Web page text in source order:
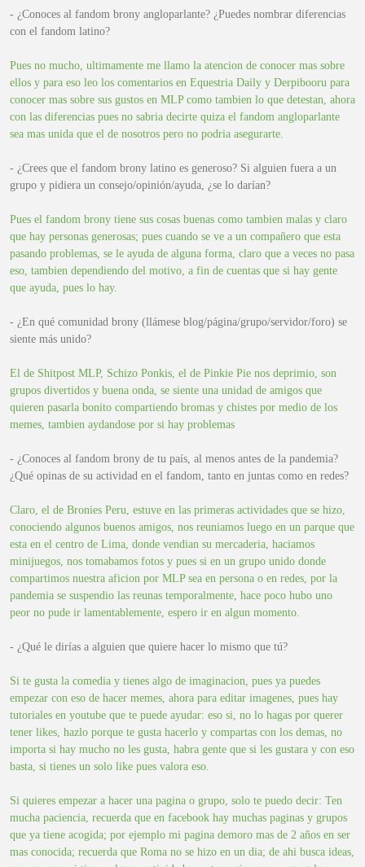
- ¿Conoces al fandom brony angloparlante? ¿Puedes nombrar diferencias
con el fandom latino?
Pues no mucho, ultimamente me llamo la atencion de conocer mas sobre
ellos y para eso leo los comentarios en Equestria Daily y Derpibooru para
conocer mas sobre sus gustos en MLP como tambien lo que detestan, ahora
con las diferencias pues no sabria decirte quiza el fandom angloparlante
sea mas unida que el de nosotros pero no podria asegurarte.
- ¿Crees que el fandom brony latino es generoso? Si alguien fuera a un
grupo y pidiera un consejo/opinión/ayuda, ¿se lo darían?
Pues el fandom brony tiene sus cosas buenas como tambien malas y claro
que hay personas generosas; pues cuando se ve a un compañero que esta
pasando problemas, se le ayuda de alguna forma, claro que a veces no pasa
eso, tambien dependiendo del motivo, a fin de cuentas que si hay gente
que ayuda, pues lo hay.
- ¿En qué comunidad brony (llámese blog/página/grupo/servidor/foro) se
siente más unido?
El de Shitpost MLP, Schizo Ponkis, el de Pinkie Pie nos deprimio, son
grupos divertidos y buena onda, se siente una unidad de amigos que
quieren pasarla bonito compartiendo bromas y chistes por medio de los
memes, tambien aydandose por si hay problemas
- ¿Conoces al fandom brony de tu país, al menos antes de la pandemia?
¿Qué opinas de su actividad en el fandom, tanto en juntas como en redes?
Claro, el de Bronies Peru, estuve en las primeras actividades que se hizo,
conociendo algunos buenos amigos, nos reuniamos luego en un parque que
esta en el centro de Lima, donde vendian su mercaderia, haciamos
minijuegos, nos tomabamos fotos y pues si en un grupo unido donde
compartimos nuestra aficion por MLP sea en persona o en redes, por la
pandemia se suspendio las reunas temporalmente, hace poco hubo uno
peor no pude ir lamentablemente, espero ir en algun momento.
- ¿Qué le dirías a alguien que quiere hacer lo mismo que tú?
Si te gusta la comedia y tienes algo de imaginacion, pues ya puedes
empezar con eso de hacer memes, ahora para editar imagenes, pues hay
tutoriales en youtube que te puede ayudar: eso si, no lo hagas por querer
tener likes, hazlo porque te gusta hacerlo y compartas con los demas, no
importa si hay mucho no les gusta, habra gente que si les gustara y con eso
basta, si tienes un solo like pues valora eso.
Si quieres empezar a hacer una pagina o grupo, solo te puedo decir: Ten
mucha paciencia, recuerda que en facebook hay muchas paginas y grupos
que ya tiene acogida; por ejemplo mi pagina demoro mas de 2 años en ser
mas conocida; recuerda que Roma no se hizo en un dia; de ahi busca ideas,